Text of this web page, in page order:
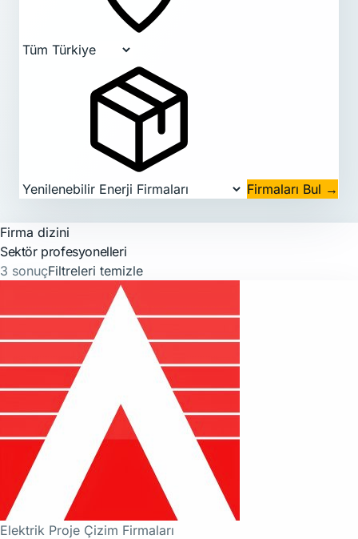
Firmaları Bul →
Firma dizini
Sektör profesyonelleri
3 sonuçFiltreleri temizle
Elektrik Proje Çizim Firmaları